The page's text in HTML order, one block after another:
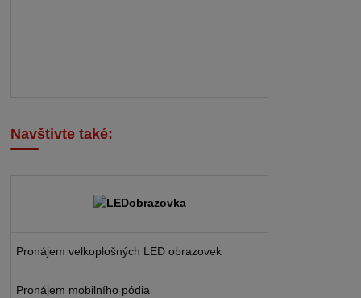
Navštivte také:
Pronájem velkoplošných LED obrazovek
Pronájem mobilního pódia